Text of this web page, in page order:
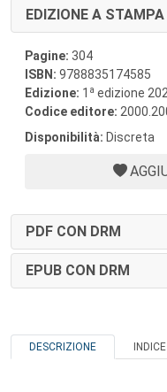
EDIZIONE A STAMPA
Pagine: 304
ISBN: 9788835174585
Edizione: 1 a edizione
Codice editore:
Disponibilità: Discreta
PDF CON DRM
EPUB CON DRM
DESCRIZIONE INDICE